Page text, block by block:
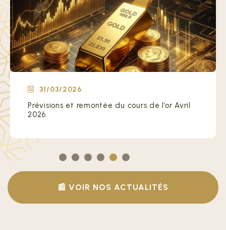
31/03/2026
Le paradoxe de l’or Mois historique mars
2026
📰 VOIR NOS ACTUALITÉS